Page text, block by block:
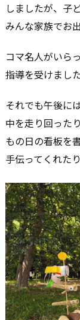
しましたが、子
みんな家族でお
コマ名人がいら
指導を受けました
それでも午後に
中を走り回った
もの日の看板を
手伝ってくれた